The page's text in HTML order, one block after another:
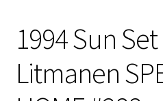
1994 Sun
Litmanen